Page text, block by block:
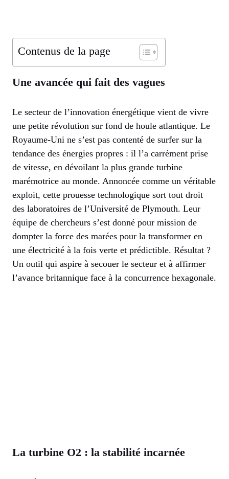
Contenus de la page
Une avancée qui fait des vagues
Le secteur de l’innovation énergétique vient de vivre
une petite révolution sur fond de houle atlantique. Le
Royaume-Uni ne s’est pas contenté de surfer sur la
tendance des énergies propres : il l’a carrément prise
de vitesse, en dévoilant la plus grande turbine
marémotrice au monde. Annoncée comme un véritable
exploit, cette prouesse technologique sort tout droit
des laboratoires de l’Université de Plymouth. Leur
équipe de chercheurs s’est donné pour mission de
dompter la force des marées pour la transformer en
une électricité à la fois verte et prédictible. Résultat ?
Un outil qui aspire à secouer le secteur et à affirmer
l’avance britannique face à la concurrence hexagonale.
La turbine O2 : la stabilité incarnée